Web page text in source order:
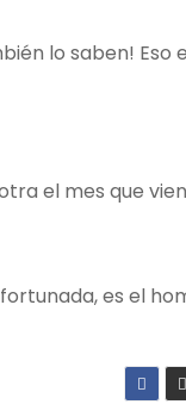
lo saben! Eso
el mes que
es el